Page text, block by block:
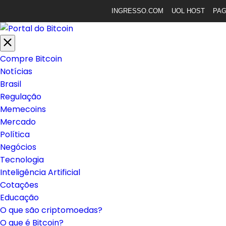
INGRESSO.COM UOL HOST
Compre Bitcoin
Notícias
Brasil
Regulação
Memecoins
Mercado
Política
Negócios
Tecnologia
Inteligência Artificial
Cotações
Educação
O que são criptomoedas?
O que é Bitcoin?